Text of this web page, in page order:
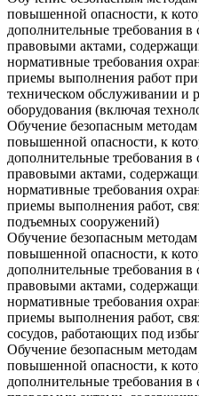
повышенной опасности, к
дополнительные требования
правовыми актами,
нормативные требования
приемы выполнения работ
техническом обслуживании и
оборудования (включая
Обучение безопасным
повышенной опасности, к
дополнительные требования
правовыми актами,
нормативные требования
приемы выполнения работ,
подъемных сооружений)
Обучение безопасным
повышенной опасности, к
дополнительные требования
правовыми актами,
нормативные требования
приемы выполнения работ,
сосудов, работающих под
Обучение безопасным
повышенной опасности, к
дополнительные требования